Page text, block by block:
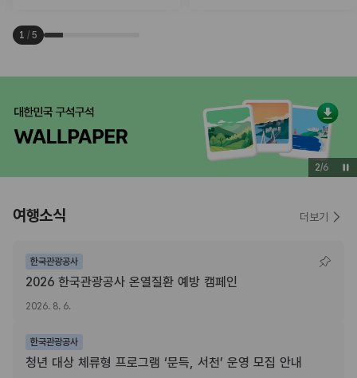
1 / 5
3/6
여행소식
한국관광공사
2026 한국관광공사 온열질환 예방 캠페인
2026. 8. 6.
한국관광공사
청년 대상 체류형 프로그램 ‘문득, 서천’ 운영 모집 안내
더보기